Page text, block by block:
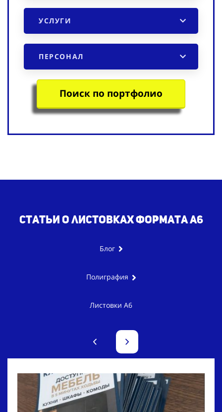
УСЛУГИ
ПЕРСОНАЛ
Поиск по портфолио
Статьио листовках формата А6
Блог
Полиграфия
Листовки А6